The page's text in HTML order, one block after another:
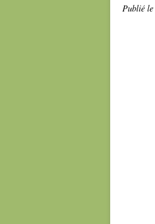
Publié le